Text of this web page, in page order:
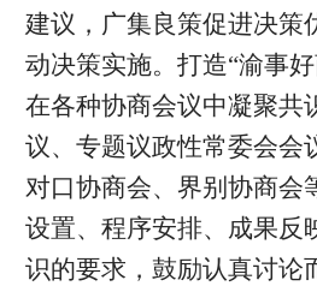
建议，广集良策促进决策
动决策实施。打造“渝事好
在各种协商会议中凝聚共
议、专题议政性常委会会
对口协商会、界别协商会
设置、程序安排、成果反
识的要求，鼓励认真讨论